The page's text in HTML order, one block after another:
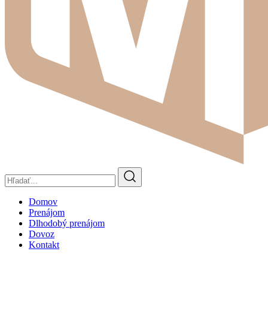
Domov
Prenájom
Dlhodobý prenájom
Dovoz
Kontakt